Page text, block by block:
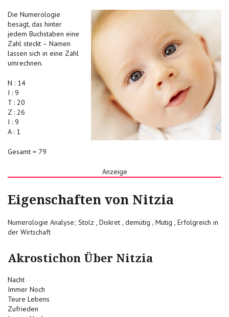
Die Numerologie
besagt, das hinter
jedem Buchstaben eine
Zahl steckt – Namen
lassen sich in eine Zahl
umrechnen.
N : 14
I : 9
T : 20
Z : 26
I : 9
A : 1
Gesamt = 79
Anzeige
Eigenschaften von Nitzia
Numerologie Analyse; Stolz , Diskret , demütig , Mutig , Erfolgreich in
der Wirtschaft
Akrostichon Über Nitzia
Nacht
Immer Noch
Teure Lebens
Zufrieden